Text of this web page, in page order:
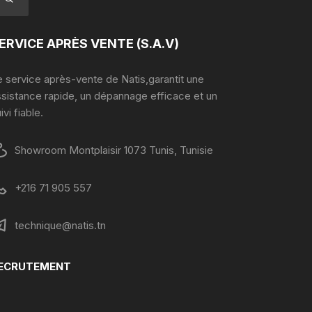
APRÈS VENTE (S.A.V)
service après-vente de Natis,garantit une
rapide, un dépannage efficace et un
fiable.
Showroom Montplaisir 1073 Tunis, Tunisie
+216 71 905 557
technique@natis.tn